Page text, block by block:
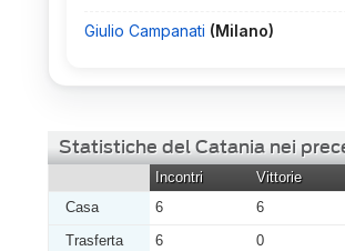
Giulio Campanati (Milano)
Statistiche del Catania nei
Incontri Vittorie
Casa
6 6
Trasferta
6 0